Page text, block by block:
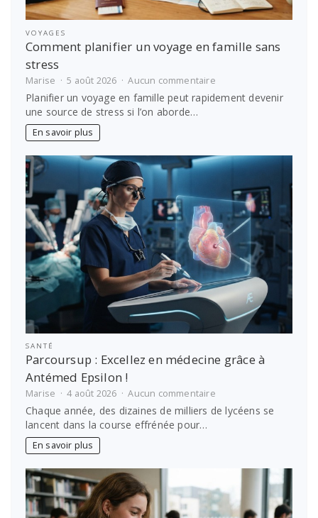
VOYAGES
Comment planifier un voyage en famille sans
stress
Marise 5 août 2026 Aucun commentairesur
Comment
planifier
sans
Planifier un voyage en famille peut rapidement devenir
une source de stress si l’on aborde…
En savoir plus
SANTÉ
Parcoursup : Excellez en médecine grâce à
Antémed Epsilon !
Marise 4 août 2026 Aucun commentairesur
Parcoursup
:
Antémed
Epsilon
!
Chaque année, des dizaines de milliers de lycéens se
lancent dans la course effrénée pour…
En savoir plus